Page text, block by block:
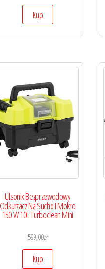
Kup
Ulsonix Bezprzewodowy
Odkurzacz Na Sucho I Mokro
150 W 10L Turboclean Mini
599,00zł
Kup